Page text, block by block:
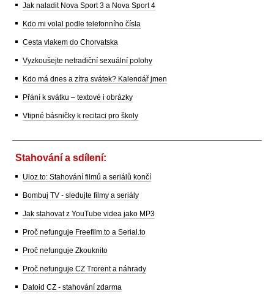
Jak naladit Nova Sport 3 a Nova Sport 4
Kdo mi volal podle telefonního čísla
Cesta vlakem do Chorvatska
Vyzkoušejte netradiční sexuální polohy
Kdo má dnes a zítra svátek? Kalendář jmen
Přání k svátku – textové i obrázky
Vtipné básničky k recitaci pro školy
Stahování a sdílení:
Uloz.to: Stahování filmů a seriálů končí
Bombuj TV - sledujte filmy a seriály
Jak stahovat z YouTube videa jako MP3
Proč nefunguje Freefilm.to a Serial.to
Proč nefunguje Zkouknito
Proč nefunguje CZ Trorent a náhrady
Datoid CZ - stahování zdarma